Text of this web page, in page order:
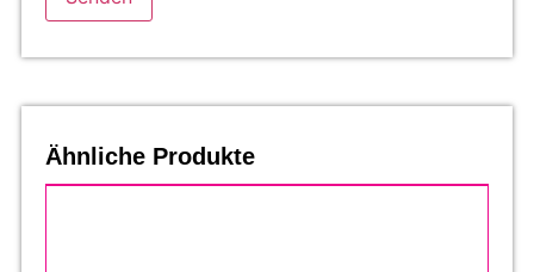
Ähnliche Produkte